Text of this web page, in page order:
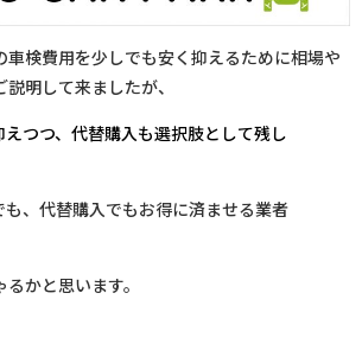
車検費用を少しでも安く抑えるために相場や
説明して来ましたが、
つつ、代替購入も選択肢として残し
も、代替購入でもお得に済ませる業者
かと思います。